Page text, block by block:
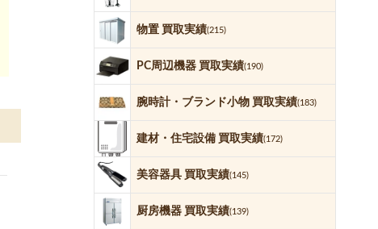
物置 買取実績(215)
PC周辺機器 買取実績(190)
腕時計・ブランド小物 買取実績(183)
建材・住宅設備 買取実績(172)
美容器具 買取実績(145)
厨房機器 買取実績(139)